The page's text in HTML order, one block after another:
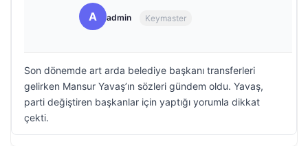
A admin Keymaster
Son dönemde art arda belediye başkanı transferleri
gelirken Mansur Yavaş’ın sözleri gündem oldu. Yavaş,
parti değiştiren başkanlar için yaptığı yorumla dikkat
çekti.